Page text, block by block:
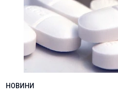
НОВИНИ